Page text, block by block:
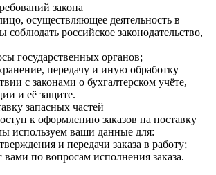
закона
осуществляющее деятельность в
российское законодательство,
государственных органов;
передачу и иную обработку
с законами о бухгалтерском учёте,
и её защите.
запасных частей
к оформлению заказов на поставку
используем ваши данные для:
и передачи заказа в работу;
вами по вопросам исполнения заказа.